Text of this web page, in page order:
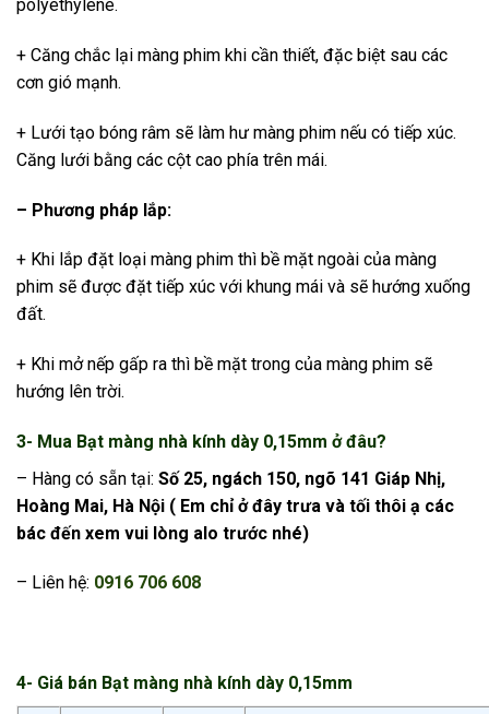
polyethylene.
+ Căng chắc lại màng phim khi cần thiết, đặc biệt sau các
cơn gió mạnh.
+ Lưới tạo bóng râm sẽ làm hư màng phim nếu có tiếp xúc.
Căng lưới bằng các cột cao phía trên mái.
– Phương pháp lắp:
+ Khi lắp đặt loại màng phim thì bề mặt ngoài của màng
phim sẽ được đặt tiếp xúc với khung mái và sẽ hướng xuống
đất.
+ Khi mở nếp gấp ra thì bề mặt trong của màng phim sẽ
hướng lên trời.
3- Mua Bạt màng nhà kính dày 0,15mm ở đâu?
– Hàng có sẵn tại: Số 25, ngách 150, ngõ 141 Giáp Nhị,
Hoàng Mai, Hà Nội ( Em chỉ ở đây trưa và tối thôi ạ các
bác đến xem vui lòng alo trước nhé)
– Liên hệ: 0916 706 608
4- Giá bán Bạt màng nhà kính dày 0,15mm